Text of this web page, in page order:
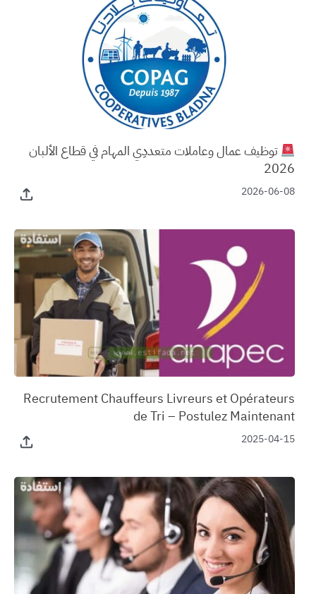
توظيف عمال وعاملات متعددِي المهام في قطاع الألبان
2026
2026-06-08
‏Recrutement Chauffeurs Livreurs et Opérateurs
de Tri – Postulez Maintenant
2025-04-15